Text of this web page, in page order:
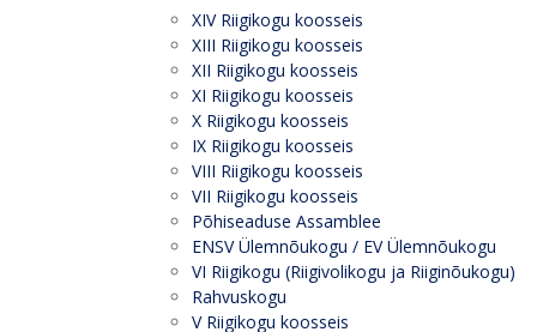
XIV Riigikogu koosseis
XIII Riigikogu koosseis
XII Riigikogu koosseis
XI Riigikogu koosseis
X Riigikogu koosseis
IX Riigikogu koosseis
VIII Riigikogu koosseis
VII Riigikogu koosseis
Põhiseaduse Assamblee
ENSV Ülemnõukogu / EV Ülemnõukogu
VI Riigikogu (Riigivolikogu ja Riiginõukogu)
Rahvuskogu
V Riigikogu koosseis